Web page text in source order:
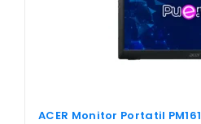
ACER Monitor Portatil